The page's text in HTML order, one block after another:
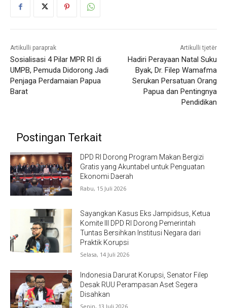
Artikulli paraprak
Sosialisasi 4 Pilar MPR RI di
UMPB, Pemuda Didorong Jadi
Penjaga Perdamaian Papua
Barat
Artikulli tjetër
Hadiri Perayaan Natal Suku
Byak, Dr. Filep Wamafma
Serukan Persatuan Orang
Papua dan Pentingnya
Pendidikan
Postingan Terkait
DPD RI Dorong Program Makan Bergizi
Gratis yang Akuntabel untuk Penguatan
Ekonomi Daerah
Rabu, 15 Juli 2026
Sayangkan Kasus Eks Jampidsus, Ketua
Komite III DPD RI Dorong Pemerintah
Tuntas Bersihkan Institusi Negara dari
Praktik Korupsi
Selasa, 14 Juli 2026
Indonesia Darurat Korupsi, Senator Filep
Desak RUU Perampasan Aset Segera
Disahkan
Senin, 13 Juli 2026